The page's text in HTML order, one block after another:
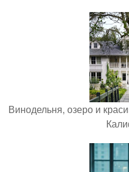
Винодельня, озеро и